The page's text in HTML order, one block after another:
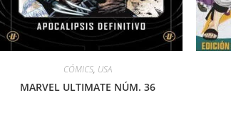
CÓMICS, USA
MARVEL ULTIMATE NÚM. 36